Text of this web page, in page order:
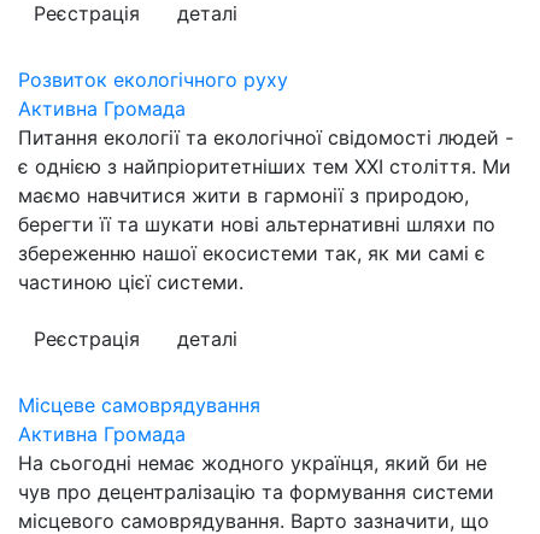
Реєстрація деталі
Розвиток екологічного руху
Активна Громада
Питання екології та екологічної свідомості людей -
є однією з найпріоритетніших тем ХХІ століття. Ми
маємо навчитися жити в гармонії з природою,
берегти її та шукати нові альтернативні шляхи по
збереженню нашої екосистеми так, як ми самі є
частиною цієї системи.
Реєстрація деталі
Місцеве самоврядування
Активна Громада
На сьогодні немає жодного українця, який би не
чув про децентралізацію та формування системи
місцевого самоврядування. Варто зазначити, що